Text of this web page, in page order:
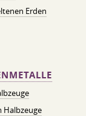
Erden
Halbzeuge